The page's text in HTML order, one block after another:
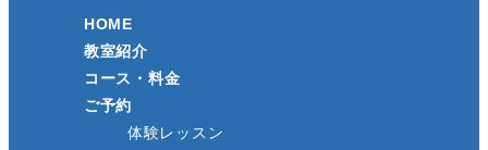
HOME
教室紹介
コース・料金
ご予約
体験レッスン